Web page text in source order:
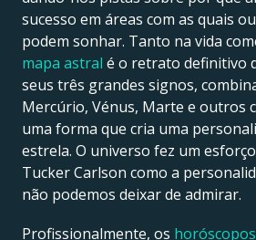
sucesso em áreas com as quais
podem sonhar. Tanto na vida
mapa astral é o retrato definitivo
seus três grandes signos,
Mercúrio, Vénus, Marte e outros
uma forma que cria uma
estrela. O universo fez um esforço
Tucker Carlson como a
não podemos deixar de admirar.
Profissionalmente, os horóscopos